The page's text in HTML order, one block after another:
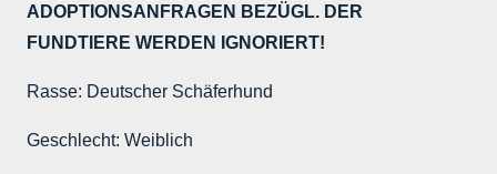
ADOPTIONSANFRAGEN BEZÜGL. DER
FUNDTIERE WERDEN IGNORIERT!
Rasse: Deutscher Schäferhund
Geschlecht: Weiblich